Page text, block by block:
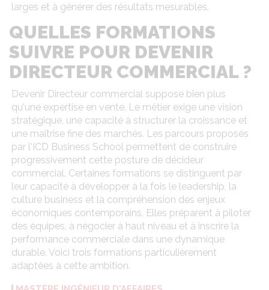
larges et à générer des résultats mesurables.
QUELLES FORMATIONS
SUIVRE POUR DEVENIR
DIRECTEUR COMMERCIAL ?
Devenir Directeur commercial suppose bien plus
qu'une expertise en vente. Le métier exige une vision
stratégique, une capacité à structurer la croissance et
une maîtrise fine des marchés. Les parcours proposés
par l'ICD Business School permettent de construire
progressivement cette posture de décideur
commercial. Certaines formations se distinguent par
leur capacité à développer à la fois le leadership, la
culture business et la compréhension des enjeux
économiques contemporains. Elles préparent à piloter
des équipes, à négocier à haut niveau et à inscrire la
performance commerciale dans une dynamique
durable. Voici trois formations particulièrement
adaptées à cette ambition.